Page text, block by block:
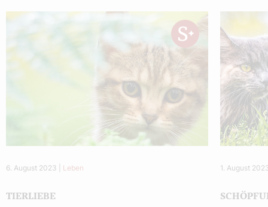
6. August 2023 Leben
TIERLIEBE
1. August